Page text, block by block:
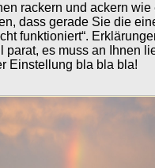
rackern und ackern wie
dass gerade Sie die
funktioniert“.
parat, es muss an Ihnen
Einstellung bla bla bla!